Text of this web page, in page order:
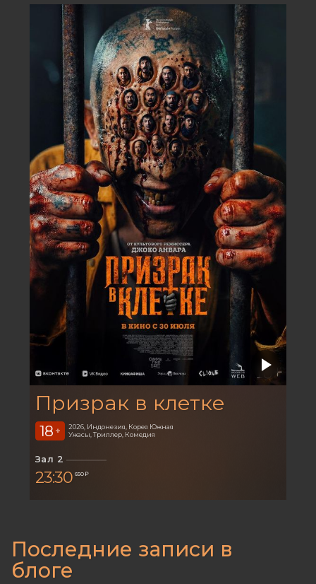
Призрак в клетке
18 +
2026, Индонезия, Корея Южная
Ужасы, Триллер, Комедия
Зал 2
23:30 650 ₽
Последние записи в
блоге